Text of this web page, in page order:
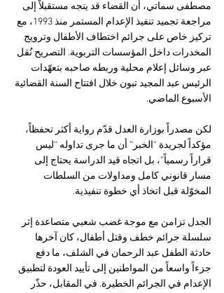
مصطفى سماتي، أن القضاء قد يتجه مستقبلاً إلى
مراجعة تجميد تنفيذ الإعدام المستمر منذ 1993، مع
تركيز خاص على جرائم اختطاف الأطفال وترويج
المخدرات داخل المؤسسات التربوية. التصريح نُقل
عبر وسائل إعلام محلية وربطه صاحبه بتعهّدات
الرئيس عبد المجيد تبون خلال افتتاح السنة القضائية
الأسبوع الماضي.
لكن مصدراً بوزارة العدل قدّم رواية أكثر تحفظاً،
مؤكداً لجريدة “الخبر” أن ما جرى تداوله “ليس
قراراً رسمياً”، بل اتجاه قيد الدراسة يحتاج إلى
مسار قانوني كامل ومداولات من السلطات
المخوّلة قبل اتخاذ أي خطوة تنفيذية.
الجدل تزامن مع موجة غضب شعبي متصاعدة إثر
سلسلة جرائم خطف وقتل أطفال، كان آخرها
حادثة الطفل عبد الرحمان في الشلف، ما دفع
جزءاً واسعاً من المواطنين إلى تأييد العودة لتطبيق
الإعدام في الجرائم الخطيرة. في المقابل، حذّر